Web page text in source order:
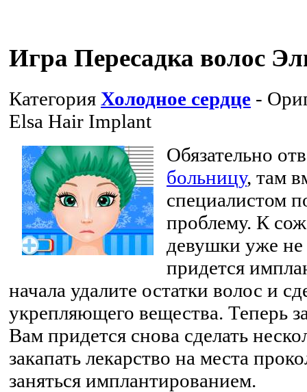
Игра Пересадка волос
Категория Холодное сердце -
Elsa Hair Implant
Обязательно
больницу, там
специалистом
проблему. К
девушки уже не
придется
начала удалите остатки волос и
укрепляющего вещества. Теперь
Вам придется снова сделать
закапать лекарство на места
заняться имплантированием.